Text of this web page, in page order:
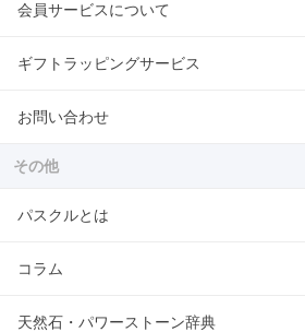
会員サービスについて
ギフトラッピングサービス
お問い合わせ
その他
パスクルとは
コラム
天然石・パワーストーン辞典